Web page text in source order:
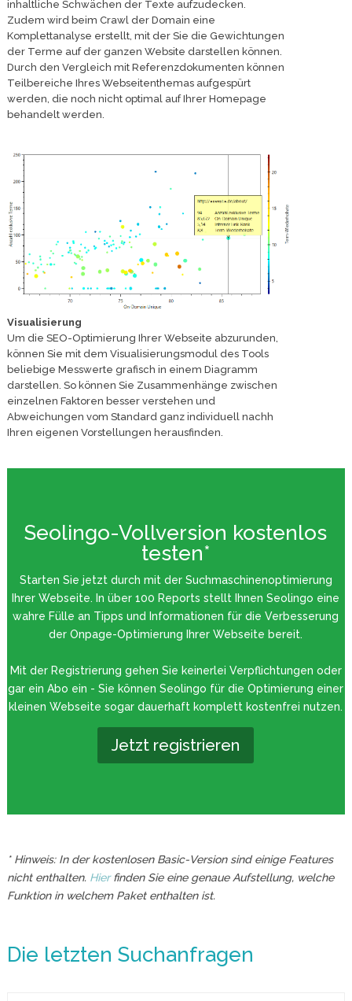
inhaltliche Schwächen der Texte aufzudecken.
Zudem wird beim Crawl der Domain eine
Komplettanalyse erstellt, mit der Sie die Gewichtungen
der Terme auf der ganzen Website darstellen können.
Durch den Vergleich mit Referenzdokumenten können
Teilbereiche Ihres Webseitenthemas aufgespürt
werden, die noch nicht optimal auf Ihrer Homepage
behandelt werden.
Visualisierung
Um die SEO-Optimierung Ihrer Webseite abzurunden,
können Sie mit dem Visualisierungsmodul des Tools
beliebige Messwerte grafisch in einem Diagramm
darstellen. So können Sie Zusammenhänge zwischen
einzelnen Faktoren besser verstehen und
Abweichungen vom Standard ganz individuell nachh
Ihren eigenen Vorstellungen herausfinden.
Seolingo-Vollversion kostenlos
testen*
Starten Sie jetzt durch mit der Suchmaschinenoptimierung
Ihrer Webseite. In über 100 Reports stellt Ihnen Seolingo eine
wahre Fülle an Tipps und Informationen für die Verbesserung
der Onpage-Optimierung Ihrer Webseite bereit.
Mit der Registrierung gehen Sie keinerlei Verpflichtungen oder
gar ein Abo ein - Sie können Seolingo für die Optimierung einer
kleinen Webseite sogar dauerhaft komplett kostenfrei nutzen.
Jetzt registrieren
* Hinweis: In der kostenlosen Basic-Version sind einige Features
nicht enthalten. Hierfinden Sie eine genaue Aufstellung, welche
Funktion in welchem Paket enthalten ist.
Die letzten Suchanfragen